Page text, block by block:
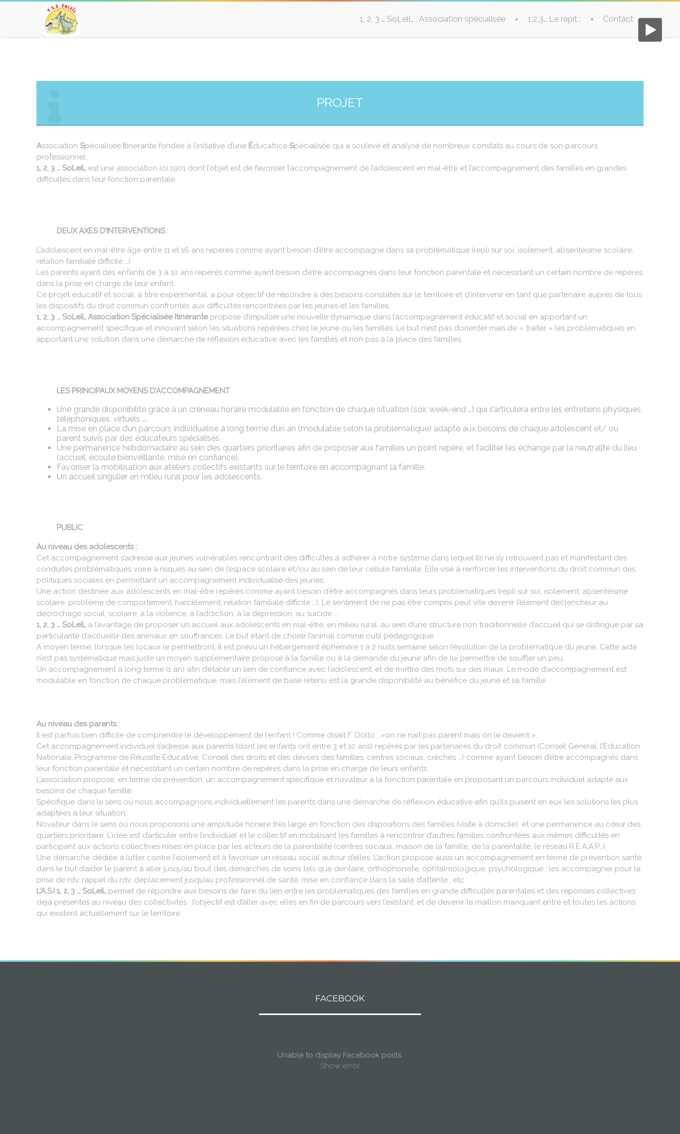
1, 2, 3 … SoLeiL : Association spécialisée 1,2,3… Le répit : Contact
PROJET
Association Spécialisée Itinérante fondée à l’initiative d’une Éducatrice Spécialisée qui a soulevé et analysé de nombreux constats au cours de son parcours
professionnel.
1, 2, 3 … SoLeiLest une association loi 1901 dont l’objet est de favoriser l’accompagnement de l’adolescent en mal-être et l’accompagnement des familles en grandes
difficultés dans leur fonction parentale.
DEUX AXES D’INTERVENTIONS :
L’adolescent en mal-être âgé entre 11 et 16 ans repérés comme ayant besoin d’être accompagné dans sa problématique (repli sur soi, isolement, absentéisme scolaire,
relation familiale difficile …).
Les parents ayant des enfants de 3 à 10 ans repérés comme ayant besoin d’être accompagnés dans leur fonction parentale et nécessitant un certain nombre de repères
dans la prise en charge de leur enfant.
Ce projet éducatif et social, à titre expérimental, a pour objectif de répondre à des besoins constatés sur le territoire et d’intervenir en tant que partenaire auprès de tous
les dispositifs du droit commun confrontés aux difficultés rencontrées par les jeunes et les familles.
1, 2, 3 … SoLeiL Association Spécialisée Itinérantepropose d’impulser une nouvelle dynamique dans l’accompagnement éducatif et social en apportant un
accompagnement spécifique et innovant selon les situations repérées chez le jeune ou les familles. Le but n’est pas d’orienter mais de « traiter » les problématiques en
apportant une solution dans une démarche de réflexion éducative avec les familles et non pas à la place des familles.
LES PRINCIPAUX MOYENS D’ACCOMPAGNEMENT
Une grande disponibilité grâce à un créneau horaire modulable en fonction de chaque situation (soir, week-end …) qui s’articulera entre les entretiens physiques,
téléphoniques, virtuels ….
La mise en place d’un parcours individualisé à long terme d’un an (modulable selon la problématique) adapté aux besoins de chaque adolescent et/ ou
parent suivis par des éducateurs spécialisés
Une permanence hebdomadaire au sein des quartiers prioritaires afin de proposer aux familles un point repère, et faciliter les échange par la neutralité du lieu
(accueil, écoute bienveillante, mise en confiance).
Favoriser la mobilisation aux ateliers collectifs existants sur le territoire en accompagnant la famille.
Un accueil singulier en milieu rural pour les adolescents.
PUBLIC
Au niveau des adolescents :
Cet accompagnement s’adresse aux jeunes vulnérables rencontrant des difficultés à adhérer à notre système dans lequel ils ne s’y retrouvent pas et manifestant des
conduites problématiques voire à risques au sein de l’espace scolaire et/ou au sein de leur cellule familiale. Elle vise à renforcer les interventions du droit commun des
politiques sociales en permettant un accompagnement individualisé des jeunes.
Une action destinée aux adolescents en mal-être repérés comme ayant besoin d’être accompagnés dans leurs problématiques (repli sur soi, isolement, absentéisme
scolaire, problème de comportement, harcèlement, relation familiale difficile …). Le sentiment de ne pas être compris peut vite devenir l’élément déclencheur au
décrochage social, scolaire, à la violence, à l’addiction, à la dépression, au suicide ….
1, 2, 3 … SoLeiLa l’avantage de proposer un accueil aux adolescents en mal-être, en milieu rural, au sein d’une structure non traditionnelle d’accueil qui se distingue par sa
particularité d’accueillir des animaux en souffrances. Le but étant de choisir l’animal comme outil pédagogique.
A moyen terme, lorsque les locaux le permettront, il est prévu un hébergement éphémère 1 à 2 nuits semaine selon l’évolution de la problématique du jeune. Cette aide
n’est pas systématique mais juste un moyen supplémentaire proposé à la famille ou à la demande du jeune afin de lui permettre de souffler un peu.
Un accompagnement à long terme (1 an) afin d’établir un lien de confiance avec l’adolescent, et de mettre des mots sur des maux. Le mode d’accompagnement est
modulable en fonction de chaque problématique, mais l’élément de base retenu est la grande disponibilité au bénéfice du jeune et sa famille.
Au niveau des parents :
Il est parfois bien difficile de comprendre le développement de l’enfant ! Comme disait F. Dolto : »on ne naît pas parent mais on le devient ».
Cet accompagnement individuel s’adresse aux parents (dont les enfants ont entre 3 et 10 ans) repérés par les partenaires du droit commun (Conseil Général, l’Éducation
Nationale, Programme de Réussite Éducative, Conseil des droits et des devoirs des familles, centres sociaux, crèches …) comme ayant besoin d’être accompagnés dans
leur fonction parentale et nécessitant un certain nombre de repères dans la prise en charge de leurs enfants.
L’association propose, en terme de prévention, un accompagnement spécifique et novateur à la fonction parentale en proposant un parcours individuel adapté aux
besoins de chaque famille.
Spécifique dans le sens où nous accompagnons individuellement les parents dans une démarche de réflexion éducative afin qu’ils puisent en eux les solutions les plus
adaptées à leur situation.
Novateur dans le sens où nous proposons une amplitude horaire très large en fonction des dispositions des familles (visite à domicile), et une permanence au cœur des
quartiers prioritaire. L’idée est d’articuler entre l’individuel et le collectif en mobilisant les familles à rencontrer d’autres familles confrontées aux mêmes difficultés en
participant aux actions collectives mises en place par les acteurs de la parentalité (centres sociaux, maison de la famille, de la parentalité, le réseau R.E.A.A.P…).
Une démarche dédiée à lutter contre l’isolement et à favoriser un réseau social autour d’elles. L’action propose aussi un accompagnement en terme de prévention santé
dans le but d’aider le parent à aller jusqu’au bout des démarches de soins tels que dentaire, orthophoniste, ophtalmologique, psychologique : les accompagner pour la
prise de rdv, rappel du rdv, déplacement jusqu’au professionnel de santé, mise en confiance dans la salle d’attente ..etc
L’A.S.I 1, 2, 3 … SoLeiLpermet de répondre aux besoins de faire du lien entre les problématiques des familles en grande difficultés parentales et des réponses collectives
déjà présentes au niveau des collectivités : l’objectif est d’aller avec elles en fin de parcours vers l’existant, et de devenir le maillon manquant entre et toutes les actions
qui existent actuellement sur le territoire.
FACEBOOK
Unable to display Facebook posts.
Show error